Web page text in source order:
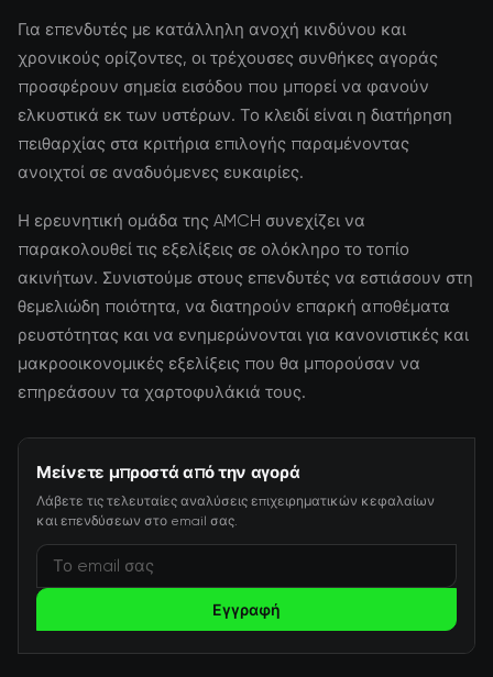
Για επενδυτές με κατάλληλη ανοχή κινδύνου και
χρονικούς ορίζοντες, οι τρέχουσες συνθήκες αγοράς
προσφέρουν σημεία εισόδου που μπορεί να φανούν
ελκυστικά εκ των υστέρων. Το κλειδί είναι η διατήρηση
πειθαρχίας στα κριτήρια επιλογής παραμένοντας
ανοιχτοί σε αναδυόμενες ευκαιρίες.
Η ερευνητική ομάδα της AMCH συνεχίζει να
παρακολουθεί τις εξελίξεις σε ολόκληρο το τοπίο
ακινήτων. Συνιστούμε στους επενδυτές να εστιάσουν στη
θεμελιώδη ποιότητα, να διατηρούν επαρκή αποθέματα
ρευστότητας και να ενημερώνονται για κανονιστικές και
μακροοικονομικές εξελίξεις που θα μπορούσαν να
επηρεάσουν τα χαρτοφυλάκιά τους.
Μείνετε μπροστά από την αγορά
Λάβετε τις τελευταίες αναλύσεις επιχειρηματικών κεφαλαίων
και επενδύσεων στο email σας.
Εγγραφή